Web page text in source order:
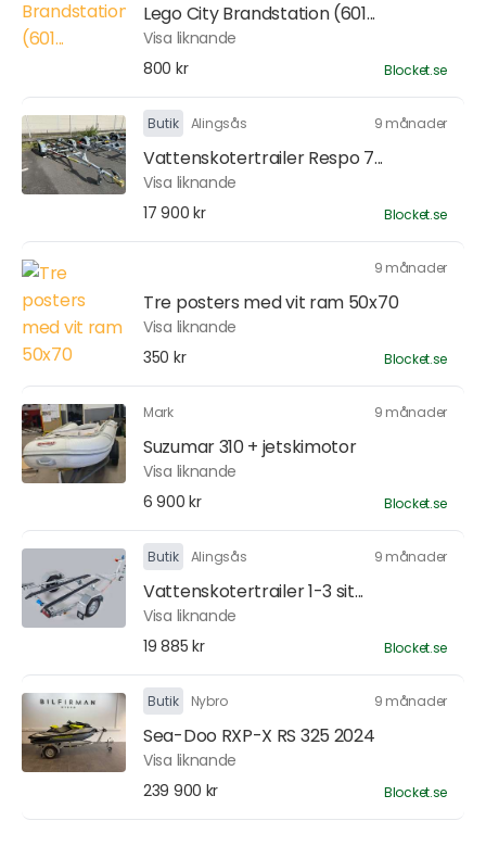
Lego City Brandstation (601...
Visa liknande
800 kr
Blocket.se
Butik Alingsås 9 månader
Vattenskotertrailer Respo 7...
Visa liknande
17 900 kr
Blocket.se
9 månader
Tre posters med vit ram 50x70
Visa liknande
350 kr
Blocket.se
Mark 9 månader
Suzumar 310 + jetskimotor
Visa liknande
6 900 kr
Blocket.se
Butik Alingsås 9 månader
Vattenskotertrailer 1-3 sit...
Visa liknande
19 885 kr
Blocket.se
Butik Nybro 9 månader
Sea-Doo RXP-X RS 325 2024
Visa liknande
239 900 kr
Blocket.se